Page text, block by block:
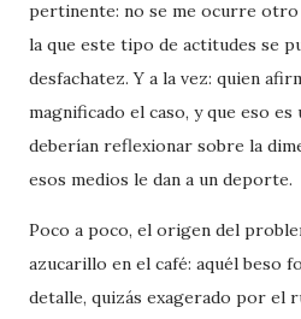
pertinente: no se me ocurre otro
la que este tipo de actitudes se
desfachatez. Y a la vez: quien
magnificado el caso, y que eso
deberían reflexionar sobre la
esos medios le dan a un deporte.
Poco a poco, el origen del
azucarillo en el café: aquél beso
detalle, quizás exagerado por el